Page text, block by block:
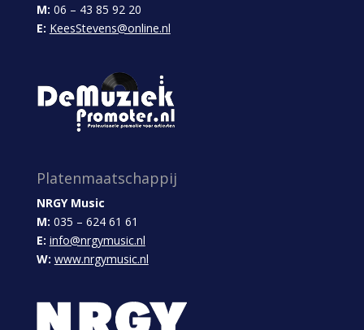
M: 06 – 43 85 92 20
E: KeesStevens@online.nl
Platenmaatschappij
NRGY Music
M: 035 – 624 61 61
E: info@nrgymusic.nl
W: www.nrgymusic.nl